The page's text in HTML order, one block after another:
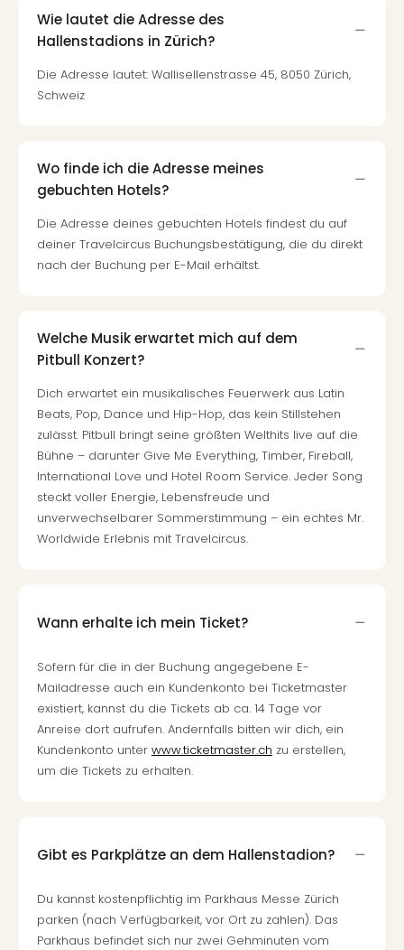
Wie lautet die Adresse des
Hallenstadions in Zürich?
Die Adresse lautet: Wallisellenstrasse 45, 8050 Zürich,
Schweiz
Wo finde ich die Adresse meines
gebuchten Hotels?
Die Adresse deines gebuchten Hotels findest du auf
deiner Travelcircus Buchungsbestätigung, die du direkt
nach der Buchung per E-Mail erhältst.
Welche Musik erwartet mich auf dem
Pitbull Konzert?
Dich erwartet ein musikalisches Feuerwerk aus Latin
Beats, Pop, Dance und Hip-Hop, das kein Stillstehen
zulässt. Pitbull bringt seine größten Welthits live auf die
Bühne – darunter Give Me Everything, Timber, Fireball,
International Love und Hotel Room Service. Jeder Song
steckt voller Energie, Lebensfreude und
unverwechselbarer Sommerstimmung – ein echtes Mr.
Worldwide Erlebnis mit Travelcircus.
Wann erhalte ich mein Ticket?
Sofern für die in der Buchung angegebene E-
Mailadresse auch ein Kundenkonto bei Ticketmaster
existiert, kannst du die Tickets ab ca. 14 Tage vor
Anreise dort aufrufen. Andernfalls bitten wir dich, ein
Kundenkonto unter www.ticketmaster.ch zu erstellen,
um die Tickets zu erhalten.
Gibt es Parkplätze an dem Hallenstadion?
Du kannst kostenpflichtig im Parkhaus Messe Zürich
parken (nach Verfügbarkeit, vor Ort zu zahlen). Das
Parkhaus befindet sich nur zwei Gehminuten vom